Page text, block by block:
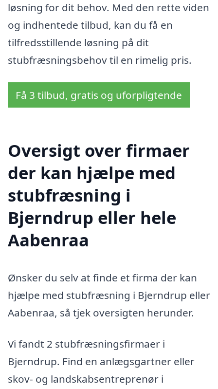
løsning for dit behov. Med den rette viden
og indhentede tilbud, kan du få en
tilfredsstillende løsning på dit
stubfræsningsbehov til en rimelig pris.
Få 3 tilbud, gratis og uforpligtende
Oversigt over firmaer
der kan hjælpe med
stubfræsning i
Bjerndrup eller hele
Aabenraa
Ønsker du selv at finde et firma der kan
hjælpe med stubfræsning i Bjerndrup eller
Aabenraa, så tjek oversigten herunder.
Vi fandt 2 stubfræsningsfirmaer i
Bjerndrup. Find en anlægsgartner eller
skov- og landskabsentreprenør i